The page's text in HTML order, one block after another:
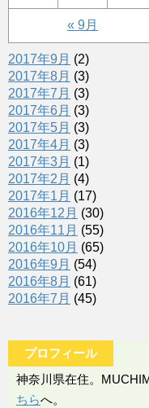
« 9月
2017年9月 (2)
2017年8月 (3)
2017年7月 (3)
2017年6月 (3)
2017年5月 (3)
2017年4月 (3)
2017年3月 (1)
2017年2月 (4)
2017年1月 (17)
2016年12月 (30)
2016年11月 (55)
2016年10月 (65)
2016年9月 (54)
2016年8月 (61)
2016年7月 (45)
プロフィール
神奈川県在住。
ちらへ。